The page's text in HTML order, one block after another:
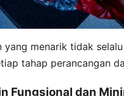
yang menarik tidak
tahap perancangan
Fungsional dan